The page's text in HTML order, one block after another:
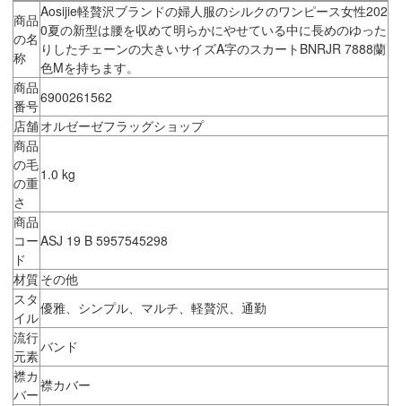
商品
の名
称
Aosijie軽贅沢ブランドの婦人服のシルクのワンピース女性202
0夏の新型は腰を収めて明らかにやせている中に長めのゆった
りしたチェーンの大きいサイズA字のスカートBNRJR 7888蘭
色Mを持ちます。
商品
番号6900261562
店舗オルゼーゼフラッグショップ
商品
の毛
の重
さ
1.0 kg
商品
コー
ド
ASJ 19 B 5957545298
材質その他
スタ
イル
優雅、シンプル、マルチ、軽贅沢、通勤
流行
元素
バンド
襟カ
バー
襟カバー